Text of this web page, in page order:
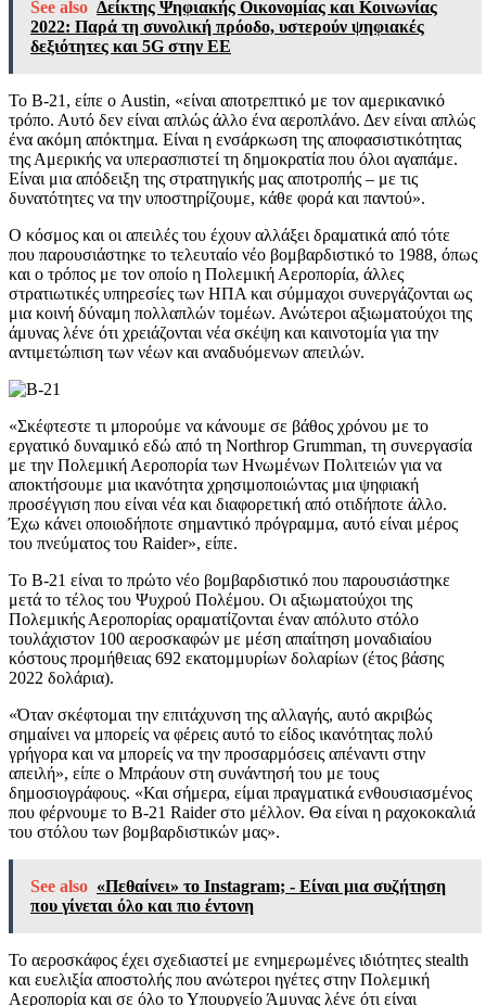
See also Δείκτης Ψηφιακής Οικονομίας και Κοινωνίας
2022: Παρά τη συνολική πρόοδο, υστερούν ψηφιακές
δεξιότητες και 5G στην ΕΕ
Το B-21, είπε ο Austin, «είναι αποτρεπτικό με τον αμερικανικό
τρόπο. Αυτό δεν είναι απλώς άλλο ένα αεροπλάνο. Δεν είναι απλώς
ένα ακόμη απόκτημα. Είναι η ενσάρκωση της αποφασιστικότητας
της Αμερικής να υπερασπιστεί τη δημοκρατία που όλοι αγαπάμε.
Είναι μια απόδειξη της στρατηγικής μας αποτροπής – με τις
δυνατότητες να την υποστηρίζουμε, κάθε φορά και παντού».
Ο κόσμος και οι απειλές του έχουν αλλάξει δραματικά από τότε
που παρουσιάστηκε το τελευταίο νέο βομβαρδιστικό το 1988, όπως
και ο τρόπος με τον οποίο η Πολεμική Αεροπορία, άλλες
στρατιωτικές υπηρεσίες των ΗΠΑ και σύμμαχοι συνεργάζονται ως
μια κοινή δύναμη πολλαπλών τομέων. Ανώτεροι αξιωματούχοι της
άμυνας λένε ότι χρειάζονται νέα σκέψη και καινοτομία για την
αντιμετώπιση των νέων και αναδυόμενων απειλών.
«Σκέφτεστε τι μπορούμε να κάνουμε σε βάθος χρόνου με το
εργατικό δυναμικό εδώ από τη Northrop Grumman, τη συνεργασία
με την Πολεμική Αεροπορία των Ηνωμένων Πολιτειών για να
αποκτήσουμε μια ικανότητα χρησιμοποιώντας μια ψηφιακή
προσέγγιση που είναι νέα και διαφορετική από οτιδήποτε άλλο.
Έχω κάνει οποιοδήποτε σημαντικό πρόγραμμα, αυτό είναι μέρος
του πνεύματος του Raider», είπε.
Το B-21 είναι το πρώτο νέο βομβαρδιστικό που παρουσιάστηκε
μετά το τέλος του Ψυχρού Πολέμου. Οι αξιωματούχοι της
Πολεμικής Αεροπορίας οραματίζονται έναν απόλυτο στόλο
τουλάχιστον 100 αεροσκαφών με μέση απαίτηση μοναδιαίου
κόστους προμήθειας 692 εκατομμυρίων δολαρίων (έτος βάσης
2022 δολάρια).
«Όταν σκέφτομαι την επιτάχυνση της αλλαγής, αυτό ακριβώς
σημαίνει να μπορείς να φέρεις αυτό το είδος ικανότητας πολύ
γρήγορα και να μπορείς να την προσαρμόσεις απέναντι στην
απειλή», είπε ο Μπράουν στη συνάντησή του με τους
δημοσιογράφους. «Και σήμερα, είμαι πραγματικά ενθουσιασμένος
που φέρνουμε το B-21 Raider στο μέλλον. Θα είναι η ραχοκοκαλιά
του στόλου των βομβαρδιστικών μας».
See also «Πεθαίνει» το Instagram; - Είναι μια συζήτηση
που γίνεται όλο και πιο έντονη
Το αεροσκάφος έχει σχεδιαστεί με ενημερωμένες ιδιότητες stealth
και ευελιξία αποστολής που ανώτεροι ηγέτες στην Πολεμική
Αεροπορία και σε όλο το Υπουργείο Άμυνας λένε ότι είναι